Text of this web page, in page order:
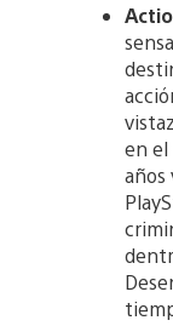
en el
años